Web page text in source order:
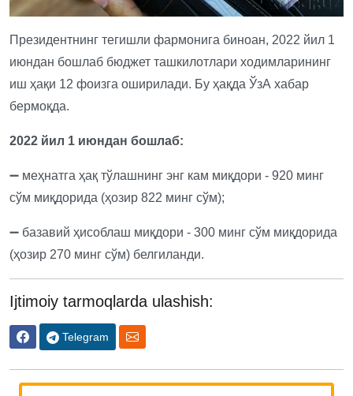
Президентнинг тегишли фармонига биноан, 2022 йил 1
июндан бошлаб бюджет ташкилотлари ходимларининг
иш ҳақи 12 фоизга оширилади. Бу ҳақда ЎзА хабар
бермоқда.
2022 йил 1 июндан бошлаб:
➖ меҳнатга ҳақ тўлашнинг энг кам миқдори - 920 минг
сўм миқдорида (ҳозир 822 минг сўм);
➖ базавий ҳисоблаш миқдори - 300 минг сўм миқдорида
(ҳозир 270 минг сўм) белгиланди.
Ijtimoiy tarmoqlarda ulashish:
Telegram